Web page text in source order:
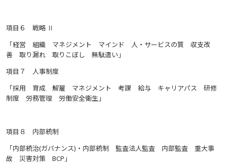
項目６ 戦略 Ⅱ
「経営 組織 マネジメント マインド 人・サービスの質 収支改
善 取り漏れ 取りこぼし 無駄遣い」
項目７ 人事制度
「採用 育成 解雇 マネジメント 考課 給与 キャリアパス 研修
制度 労務管理 労働安全衛生」
項目８ 内部統制
「内部統治(ガバナンス)・内部統制 監査法人監査 内部監査 重大事
故 災害対策 BCP」